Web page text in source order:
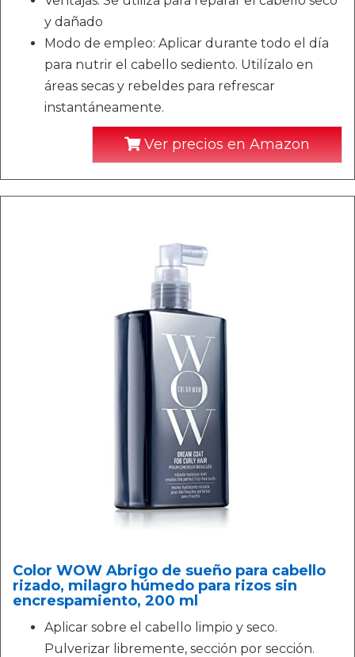
y dañado
Modo de empleo: Aplicar durante todo el día
para nutrir el cabello sediento. Utilízalo en
áreas secas y rebeldes para refrescar
instantáneamente.
Ver precios en Amazon
Color WOW Abrigo de sueño para cabello
rizado, milagro húmedo para rizos sin
encrespamiento, 200 ml
Aplicar sobre el cabello limpio y seco.
Pulverizar libremente, sección por sección.